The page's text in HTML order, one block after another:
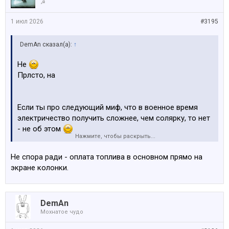
☭
#3195
1 июл 2026
DemAn сказал(а): ↑
Не
Прлсто, на
Если ты про следующий миф, что в военное время
электричество получить сложнее, чем солярку, то нет
- не об этом
другому, чем в городах.
На больших заправках ты заливаешь топливо, идёшь в
магазин до которого идти как через футбольное
поле, на кассу стоит человек 10, каждый выбирает
что-то ещё кроме топлива... кому хот-дог, кому
сигареты, кому виньетку... очередь очень не быстрая..
расплачиваешься за топливо..идёшь убирать машину
Нажмите, чтобы раскрыть...
Не спора ради - оплата топлива в основном прямо на
экране колонки.
DemAn
Мохнатое чудо